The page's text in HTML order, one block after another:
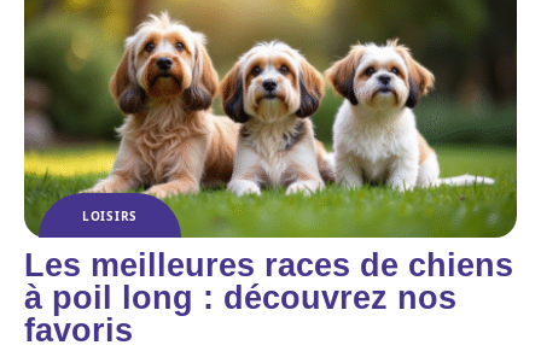
LOISIRS
Les meilleures races de chiens
à poil long : découvrez nos
favoris